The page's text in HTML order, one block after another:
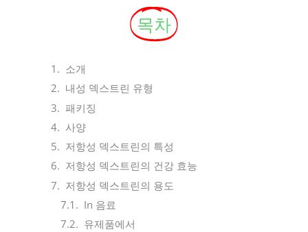
목차
소개
내성 덱스트린 유형
패키징
사양
저항성 덱스트린의 특성
저항성 덱스트린의 건강 효능
저항성 덱스트린의 용도
In 음료
유제품에서